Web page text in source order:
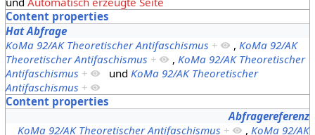
Content properties
Hat Abfrage
KoMa 92/AK Theoretischer Antifaschismus + , KoMa 92/AK
Theoretischer Antifaschismus + , KoMa 92/AK Theoretischer
Antifaschismus + und KoMa 92/AK Theoretischer
Antifaschismus +
Content properties
Abfragereferenz
KoMa 92/AK Theoretischer Antifaschismus + , KoMa 92/AK